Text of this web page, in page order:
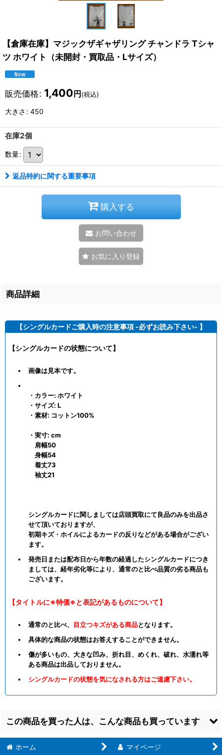
【倉庫在庫】マジックザギャザリング チャンドラ Tシャ
ツ ホワイト（未開封・買取品・Lサイズ）
販売価格: 1,400円(税込)
大きさ : 450
在庫2個
数量:
返品特約に関する重要事項
購入する
お問い合わせ
お気に入り登録
商品詳細
【シングルカードご購入時の注意事項 -必ずお読み下さい- 】
【シングルカードの状態について】
画像は見本です。
・カラー: ホワイト
・サイズ: L
・素材: コットン100%
・実寸: cm
肩幅50
身幅54
着丈73
袖丈21
シングルカードに関しましては店頭買取にて良品のみを出品さ
せて頂いておりますが、
初期キズ・ホイルによるカードの反りなどがある場合がござい
ます。
発売日または配布日から年数の経過したシングルカードにつき
ましては、経年劣化等により、通常のと比べ品質の劣る商品も
ございます。
【タイトルに※特価※と表記があるものについて】
通常のと比べ、 目立つキズがある商品となります。
具体的な商品の状態はお答えすることができません。
傷が多いもの、大きな凹み、折れ目、めくれ、破れ、水濡れ等
ある商品は出品しておりません。
シングルカードの状態を気になされる方はご遠慮下さい。
この商品を買った人は、こんな商品も買っています
ホーム マイページ